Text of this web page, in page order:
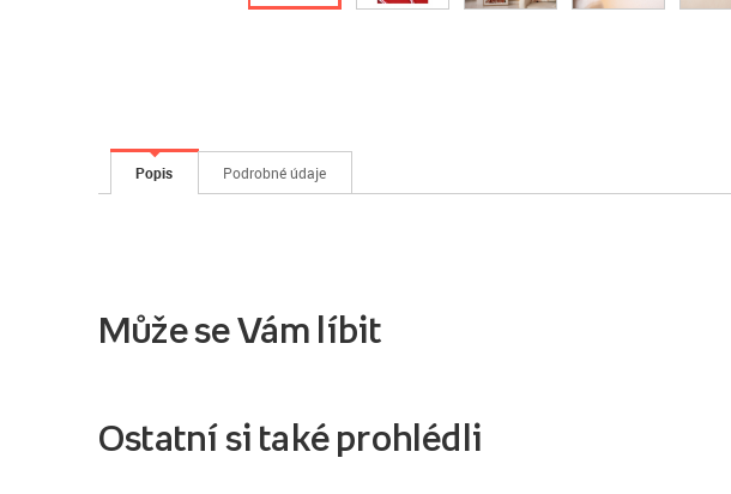
Popis Podrobné údaje
Může se Vám líbit
Ostatní si také prohlédli